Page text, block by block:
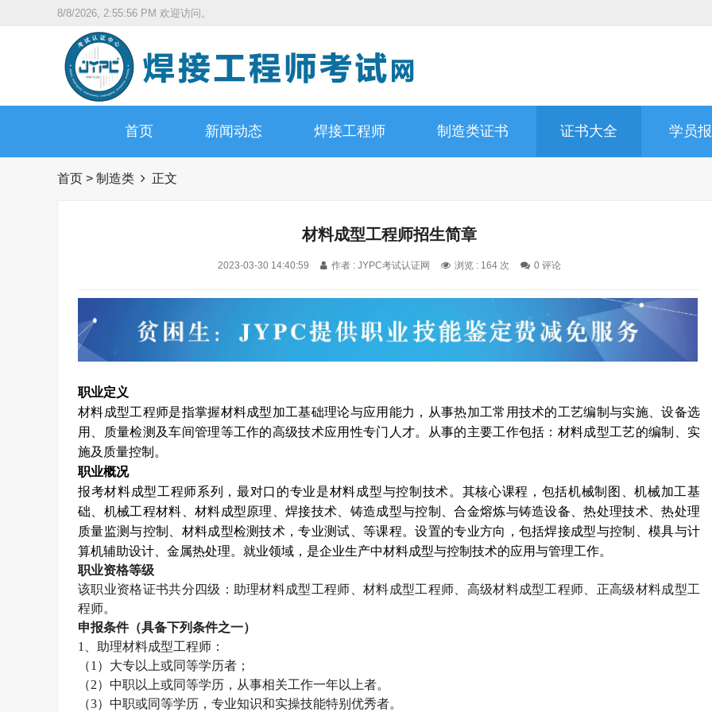
8/8/2026, 2:55:57 PM 欢迎访问。
首页 新闻动态 焊接工程师 制造类证书 证书大全 学员
首页 > 制造类 正文
材料成型工程师招生简章
2023-03-30 14:40:59 作者 : JYPC考试认证网 浏览 : 164 次 0 评论
职业定义
材料成型工程师是指掌握材料成型加工基础理论与应用能力，从事热加工常用技术的工艺编制与实施、设备选
用、质量检测及车间管理等工作的高级技术应用性专门人才。从事的主要工作包括：材料成型工艺的编制、实
施及质量控制。
职业概况
报考材料成型工程师系列，最对口的专业是材料成型与控制技术。其核心课程，包括机械制图、机械加工基
础、机械工程材料、材料成型原理、焊接技术、铸造成型与控制、合金熔炼与铸造设备、热处理技术、热处理
质量监测与控制、材料成型检测技术，专业测试、等课程。设置的专业方向，包括焊接成型与控制、模具与计
算机辅助设计、金属热处理。就业领域，是企业生产中材料成型与控制技术的应用与管理工作。
职业资格等级
该职业资格证书共分四级：助理材料成型工程师、材料成型工程师、高级材料成型工程师、正高级材料成型工
程师。
申报条件（具备下列条件之一）
1
、助理材料成型工程师：
（1 ）大专以上或同等学历者；
（2）中职以上或同等学历，从事相关工作一年以上者。
（3）中职或同等学历，专业知识和实操技能特别优秀者。